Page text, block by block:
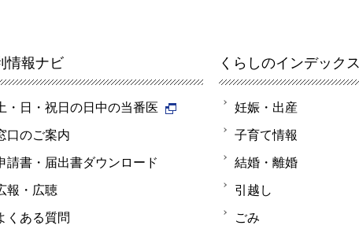
情報ナビ
・日・祝日の日中の当番医
口のご案内
請書・届出書ダウンロード
報・広聴
くある質問
くらしのインデックス
妊娠・出産
子育て情報
結婚・離婚
引越し
ごみ